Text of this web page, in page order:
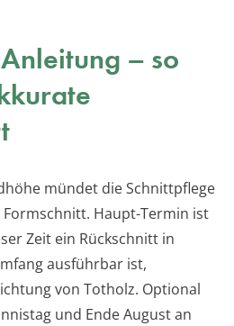
– so
mündet die Schnittpflege
Haupt-Termin ist
Zeit ein Rückschnitt in
ausführbar ist,
von Totholz. Optional
und Ende August an